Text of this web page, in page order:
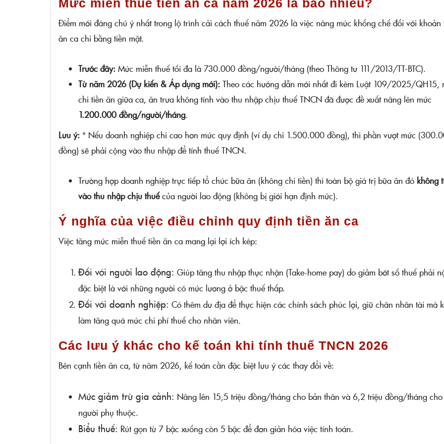
Điểm mới đáng chú ý nhất trong lộ trình cải cách thuế năm 2026 là việc nâng mức khống chế đối với khoản
ăn ca chi bằng tiền mặt.
Trước đây: Mức miễn thuế tối đa là 730.000 đồng/người/tháng (theo Thông tư 111/2013/TT-BTC).
Từ năm 2026 (Dự kiến & Áp dụng mới): Theo các hướng dẫn mới nhất đi kèm Luật 109/2025/QH15,
chi tiền ăn giữa ca, ăn trưa không tính vào thu nhập chịu thuế TNCN đã được đề xuất nâng lên mức
1.200.000 đồng/người/tháng.
Lưu ý: * Nếu doanh nghiệp chi cao hơn mức quy định (ví dụ chi 1.500.000 đồng), thì phần vượt mức
đồng) sẽ phải cộng vào thu nhập để tính thuế TNCN.
Trường hợp doanh nghiệp trực tiếp tổ chức bữa ăn (không chi tiền) thì toàn bộ giá trị bữa ăn đó không
vào thu nhập chịu thuếcủa người lao động (không bị giới hạn định mức).
Ý nghĩa của việc điều chỉnh quy định tiền ăn ca
Việc tăng mức miễn thuế tiền ăn ca mang lại lợi ích kép:
Đối với người lao động: Giúp tăng thu nhập thực nhận (Take-home pay) do giảm bớt số thuế phải
đặc biệt là với những người có mức lương ở bậc thuế thấp.
Đối với doanh nghiệp: Có thêm dư địa để thực hiện các chính sách phúc lợi, giữ chân nhân tài mà
làm tăng quá mức chi phí thuế cho nhân viên.
Các lưu ý khác cho kế toán khi tính thuế TNCN 2026
Bên cạnh tiền ăn ca, từ năm 2026, kế toán cần đặc biệt lưu ý các thay đổi về:
Mức giảm trừ gia cảnh: Nâng lên 15,5 triệu đồng/tháng cho bản thân và 6,2 triệu đồng/tháng cho
người phụ thuộc.
Biểu thuế: Rút gọn từ 7 bậc xuống còn 5 bậc để đơn giản hóa việc tính toán.